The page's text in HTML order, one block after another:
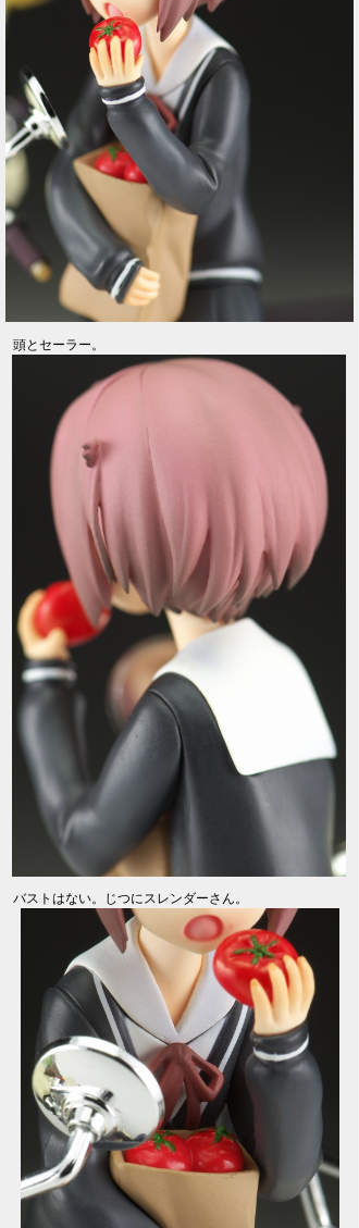
頭とセーラー。
バストはない。じつにスレンダーさん。